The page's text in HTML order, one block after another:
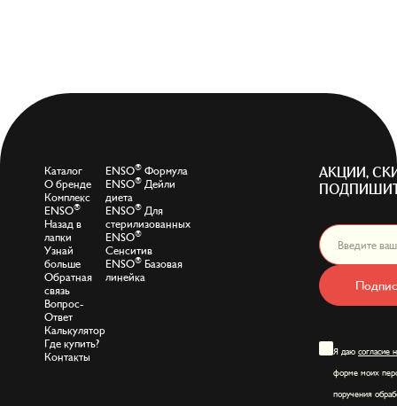
Каталог
О бренде
Комплекс
ENSO®
Назад в
лапки
Узнай
больше
Обратная
связь
Вопрос-
Ответ
Калькулятор
Где купить?
Контакты
ENSO® Формула
ENSO® Дейли
диета
ENSO® Для
стерилизованных
ENSO®
Сенситив
ENSO® Базовая
линейка
АКЦИИ,
Я даю согласие
форме моих
поручения